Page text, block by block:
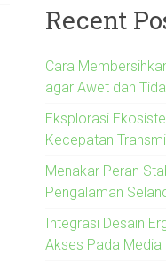
Recent
Cara
agar Awet dan
Eksplorasi
Kecepatan
Menakar Peran
Pengalaman
Integrasi Desain
Akses Pada